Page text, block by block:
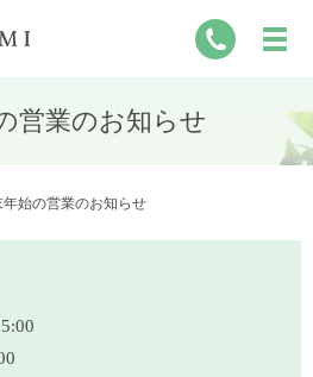
営業のお知らせ
年始の営業のお知らせ